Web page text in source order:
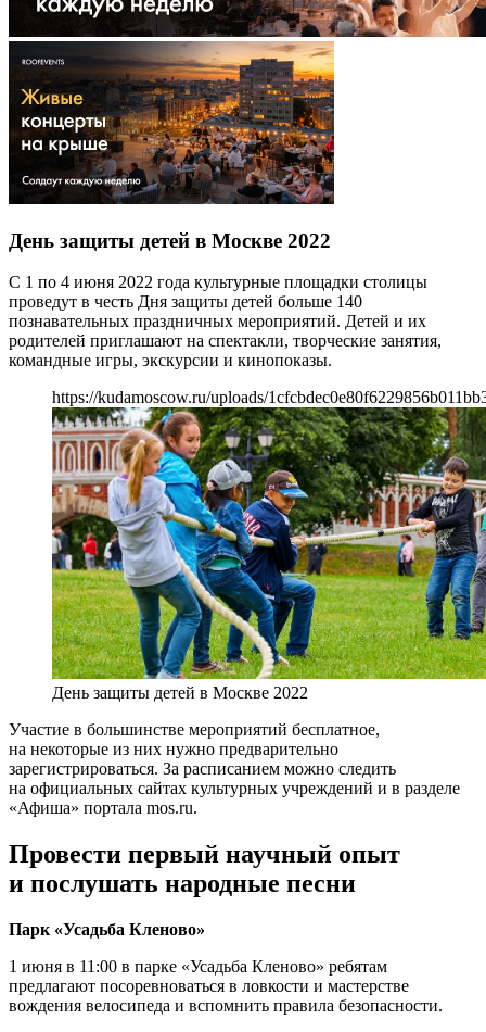
День защиты детей в Москве 2022
С 1 по 4 июня 2022 года культурные площадки столицы
проведут в честь Дня защиты детей больше 140
познавательных праздничных мероприятий. Детей и их
родителей приглашают на спектакли, творческие занятия,
командные игры, экскурсии и кинопоказы.
https://kudamoscow.ru/uploads/
День защиты детей в Москве 2022
Участие в большинстве мероприятий бесплатное,
на некоторые из них нужно предварительно
зарегистрироваться. За расписанием можно следить
на официальных сайтах культурных учреждений и в разделе
«Афиша» портала mos.ru.
Провести первый научный опыт
и послушать народные песни
Парк «Усадьба Кленово»
1 июня в 11:00 в парке «Усадьба Кленово» ребятам
предлагают посоревноваться в ловкости и мастерстве
вождения велосипеда и вспомнить правила безопасности.